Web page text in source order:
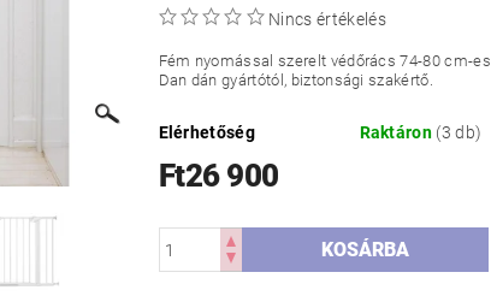
Nincs értékelés
Fém nyomással szerelt védőrács 74-80 cm-
Dan dán gyártótól, biztonsági szakértő.
Elérhetőség Raktáron (3 db)
Ft26 900